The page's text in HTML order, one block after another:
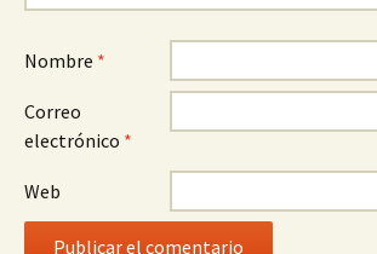
Nombre *
Correo
electrónico *
Web